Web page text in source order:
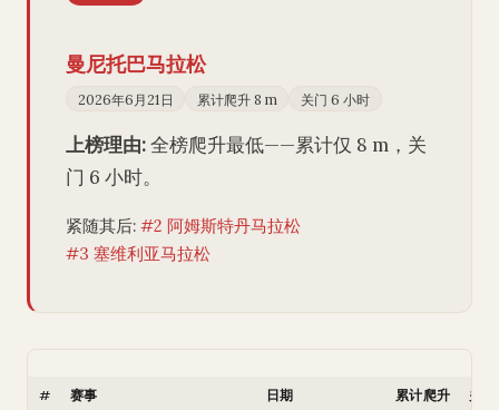
曼尼托巴马拉松
2026年6月21日 累计爬升 8 m 关门 6 小时
上榜理由:全榜爬升最低——累计仅 8 m，关
门 6 小时。
紧随其后: #2 阿姆斯特丹马拉松
#3 塞维利亚马拉松
# 赛事 日期 累计爬升 关